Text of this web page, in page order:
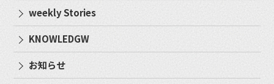
weekly Stories
KNOWLEDGW
お知らせ